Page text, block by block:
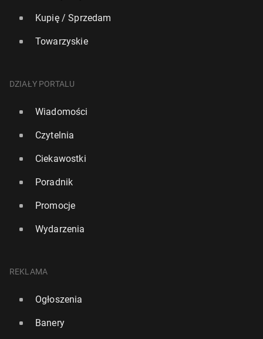
Kupię / Sprzedam
Towarzyskie
DZIAŁY PORTALU
Wiadomości
Czytelnia
Ciekawostki
Poradnik
Promocje
Wydarzenia
REKLAMA
Ogłoszenia
Banery